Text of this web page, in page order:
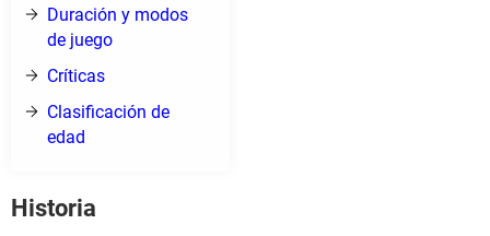
Duración y modos
de juego
Críticas
Clasificación de
edad
Historia